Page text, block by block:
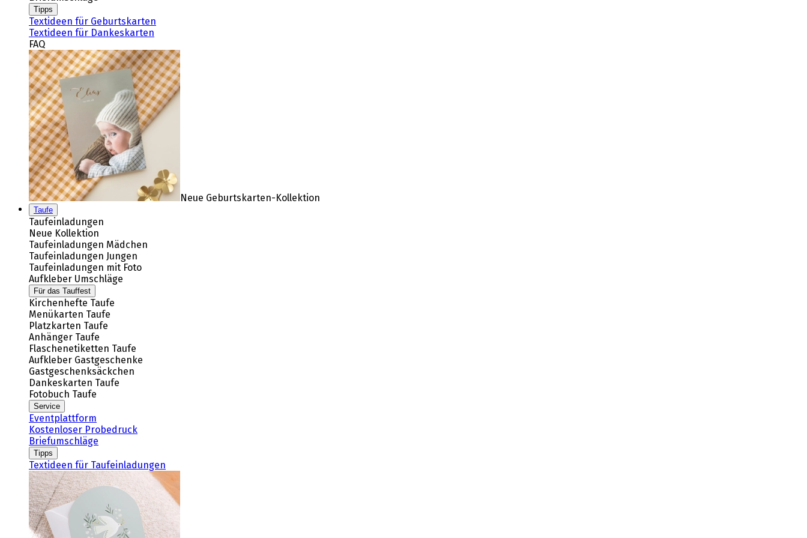
Tipps
Textideen für Geburtskarten
Textideen für Dankeskarten
FAQ
Neue Geburtskarten-Kollektion
Taufe
Taufeinladungen
Neue Kollektion
Taufeinladungen Mädchen
Taufeinladungen Jungen
Taufeinladungen mit Foto
Aufkleber Umschläge
Für das Tauffest
Kirchenhefte Taufe
Menükarten Taufe
Platzkarten Taufe
Anhänger Taufe
Flaschenetiketten Taufe
Aufkleber Gastgeschenke
Gastgeschenksäckchen
Dankeskarten Taufe
Fotobuch Taufe
Service
Eventplattform
Kostenloser Probedruck
Briefumschläge
Tipps
Textideen für Taufeinladungen